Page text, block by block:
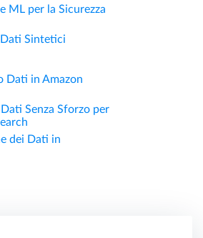
ML per la Sicurezza
Sintetici
Dati in Amazon
Senza Sforzo per
dei Dati in